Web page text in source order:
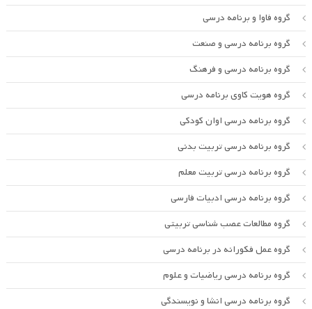
گروه فاوا و برنامه درسی
گروه برنامه درسی و صنعت
گروه برنامه درسی و فرهنگ
گروه هویت کاوی برنامه درسی
گروه برنامه درسی اوان کودکی
گروه برنامه درسی تربیت بدنی
گروه برنامه درسی تربیت معلم
گروه برنامه درسی ادبیات فارسی
گروه مطالعات عصب شناسی تربیتی
گروه عمل فکورانه در برنامه درسی
گروه برنامه درسی ریاضیات و علوم
گروه برنامه درسی انشا و نویسندگی